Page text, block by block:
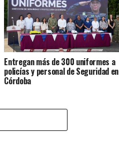
Entregan más de 300 uniformes a
policías y personal de Seguridad en
Córdoba